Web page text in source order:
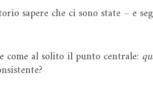
sapere che ci sono state – e
come al solito il punto centrale: